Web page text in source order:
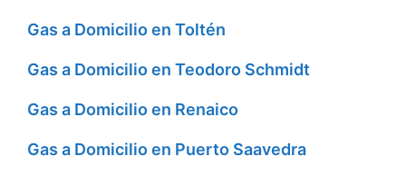
Gas a Domicilio en Toltén
Gas a Domicilio en Teodoro Schmidt
Gas a Domicilio en Renaico
Gas a Domicilio en Puerto Saavedra